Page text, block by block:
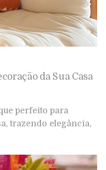
da Sua Casa
perfeito para
trazendo elegância,